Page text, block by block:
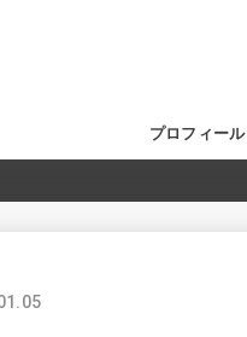
プロフィール